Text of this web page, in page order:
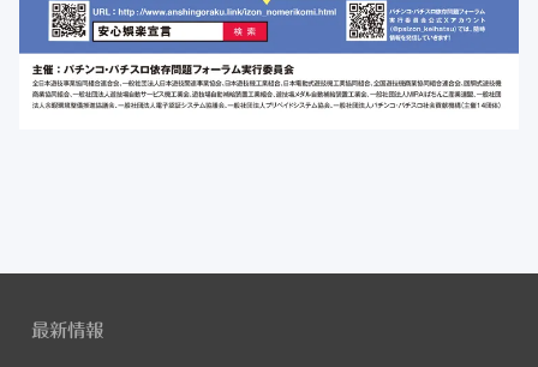
最新情報